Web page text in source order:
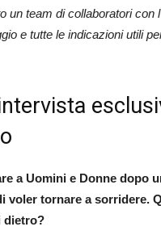
un team di collaboratori con
e tutte le indicazioni utili
a Uomini e Donne dopo
voler tornare a sorridere.
dietro?